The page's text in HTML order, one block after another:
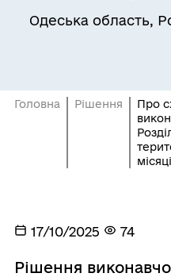
Одеська область,
Головна Рішення
Про
17/10/2025 74
Рішення